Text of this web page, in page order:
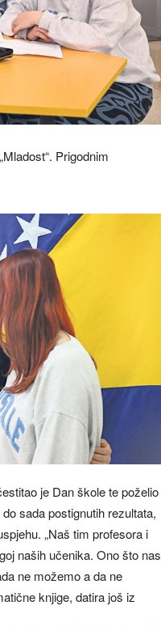
Prigodnim
je Dan škole te poželio
sada postignutih rezultata,
„Naš tim profesora i
naših učenika. Ono što nas
ne možemo a da ne
knjige, datira još iz